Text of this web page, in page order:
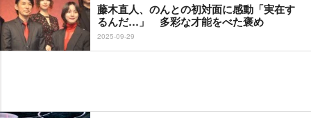
藤木直人、のんとの初対面に感動「実在す
るんだ…」 多彩な才能をべた褒め
2025-09-29